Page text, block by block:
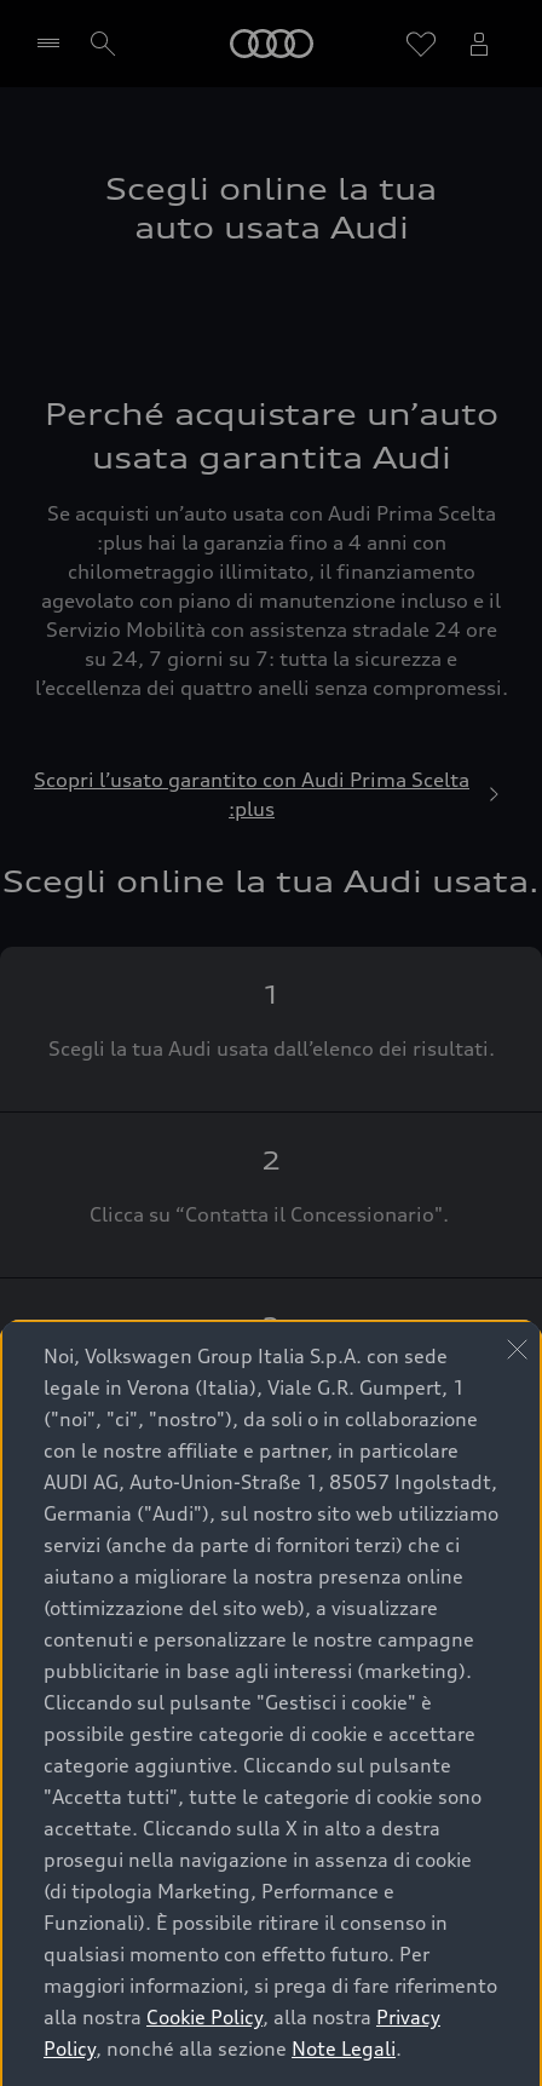
Scegli online la tua
auto usata Audi
Perché acquistare un’auto
usata garantita Audi
Se acquisti un’auto usata con Audi Prima Scelta
:plus hai la garanzia fino a 4 anni con
chilometraggio illimitato, il finanziamento
agevolato con piano di manutenzione incluso e il
Servizio Mobilità con assistenza stradale 24 ore
su 24, 7 giorni su 7: tutta la sicurezza e
l’eccellenza dei quattro anelli senza compromessi.
Scopri l’usato garantito con Audi Prima Scelta
:plus
Scegli online la tua Audi usata.
1
Scegli la tua Audi usata dall’elenco dei risultati.
2
Clicca su “Contatta il Concessionario".
3
A breve verrai ricontattato dal Customer Care
Audi Center o direttamente dal Concessionario
che ti supporterà per finalizzare la tua richiesta.
La qualità di acquistare
un’auto usata Audi
Scegliere un’auto usata è una decisione che coniuga
convenienza, affidabilità e sostenibilità. Per fare un
acquisto sicuro, è essenziale considerare aspetti
determinanti come la garanzia inclusa e l’affidabilità del
marchio. Audi offre l’auto usata perfetta tramite Audi
Prima Scelta :plus
Cosa sapere prima di
acquistare la tua prossima
auto
Noi, Volkswagen Group Italia S.p.A. con sede
legale in Verona (Italia), Viale G.R. Gumpert, 1
("noi", "ci", "nostro"), da soli o in collaborazione
con le nostre affiliate e partner, in particolare
AUDI AG, Auto-Union-Straße 1, 85057 Ingolstadt,
Germania ("Audi"), sul nostro sito web utilizziamo
servizi (anche da parte di fornitori terzi) che ci
aiutano a migliorare la nostra presenza online
(ottimizzazione del sito web), a visualizzare
contenuti e personalizzare le nostre campagne
pubblicitarie in base agli interessi (marketing).
Cliccando sul pulsante "Gestisci i cookie" è
possibile gestire categorie di cookie e accettare
categorie aggiuntive. Cliccando sul pulsante
"Accetta tutti", tutte le categorie di cookie sono
accettate. Cliccando sulla X in alto a destra
prosegui nella navigazione in assenza di cookie
(di tipologia Marketing, Performance e
Funzionali). È possibile ritirare il consenso in
qualsiasi momento con effetto futuro. Per
maggiori informazioni, si prega di fare riferimento
alla nostra Cookie Policy, alla nostra Privacy
Policy, nonché alla sezione Note Legali.